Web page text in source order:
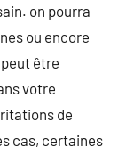
on pourra
ou encore
être
votre
de
cas, certaines